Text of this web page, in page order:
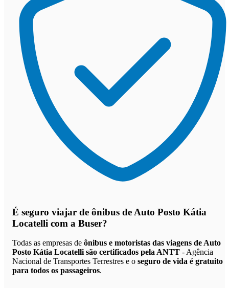
É seguro viajar de ônibus de Auto Posto Kátia
Locatelli com a Buser?
Todas as empresas de ônibus e motoristas das viagens de Auto
Posto Kátia Locatelli são certificados pela ANTT - Agência
Nacional de Transportes Terrestres e o seguro de vida é gratuito
para todos os passageiros.